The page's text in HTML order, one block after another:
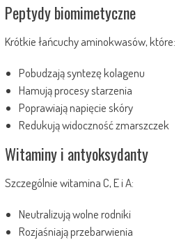
Peptydy biomimetyczne
Krótkie łańcuchy aminokwasów, które:
Pobudzają syntezę kolagenu
Hamują procesy starzenia
Poprawiają napięcie skóry
Redukują widoczność zmarszczek
Witaminy i antyoksydanty
Szczególnie witamina C, E i A:
Neutralizują wolne rodniki
Rozjaśniają przebarwienia